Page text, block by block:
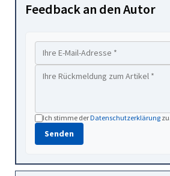
Feedback an den Autor
Ich stimme derDatenschutzerklärung
Senden